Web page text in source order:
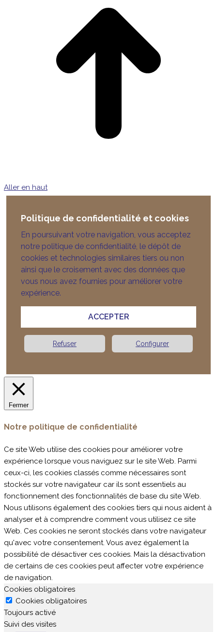
Aller en haut
Politique de confidentialité et cookies
En poursuivant votre navigation, vous acceptez
notre politique de confidentialité, le dépôt de
cookies et technologies similaires tiers ou non
ainsi que le croisement avec des données que
vous nous avez fournies pour améliorer votre
expérience.
ACCEPTER
Refuser Configurer
Fermer
Notre politique de confidentialité
Ce site Web utilise des cookies pour améliorer votre
expérience lorsque vous naviguez sur le site Web. Parmi
ceux-ci, les cookies classés comme nécessaires sont
stockés sur votre navigateur car ils sont essentiels au
fonctionnement des fonctionnalités de base du site Web.
Nous utilisons également des cookies tiers qui nous aident à
analyser et à comprendre comment vous utilisez ce site
Web. Ces cookies ne seront stockés dans votre navigateur
qu'avec votre consentement. Vous avez également la
possibilité de désactiver ces cookies. Mais la désactivation
de certains de ces cookies peut affecter votre expérience
de navigation.
Cookies obligatoires
Cookies obligatoires
Toujours activé
Suivi des visites